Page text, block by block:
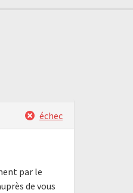
échec
par le
de vous